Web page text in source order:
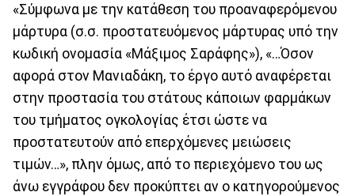
«Σύμφωνα με την κατάθεση του προαναφερόμενου
μάρτυρα (σ.σ. προστατευόμενος μάρτυρας υπό την
κωδική ονομασία «Μάξιμος Σαράφης»), «…Όσον
αφορά στον Μανιαδάκη, το έργο αυτό αναφέρεται
στην προστασία του στάτους κάποιων φαρμάκων
του τμήματος ογκολογίας έτσι ώστε να
προστατευτούν από επερχόμενες μειώσεις
τιμών…», πλην όμως, από το περιεχόμενο του ως
άνω εγγράφου δεν προκύπτει αν ο κατηγορούμενος